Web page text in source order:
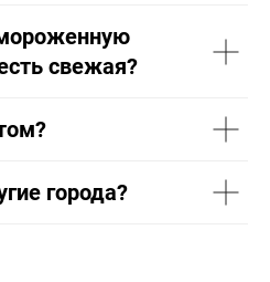
свежая?
города?